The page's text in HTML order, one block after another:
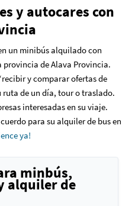
y autocares con
un minibús alquilado con
provincia de Alava Provincia.
y comparar ofertas de
de un día, tour o traslado.
interesadas en su viaje.
para su alquiler de bus en
ya!
minbús,
alquiler de